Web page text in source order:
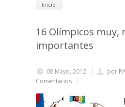
Inicio
16 Olímpicos muy,
importantes
08 Mayo, 2012 por
Comentarios